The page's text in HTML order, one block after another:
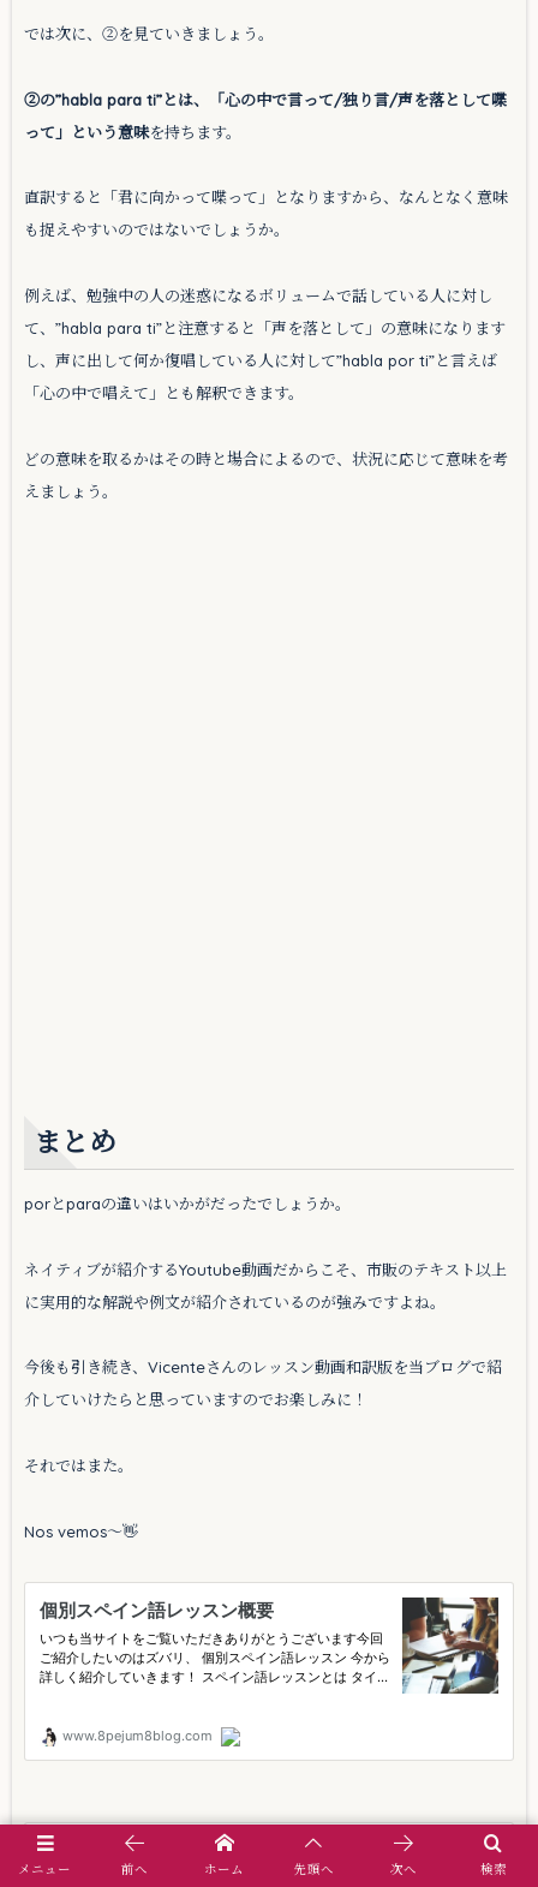
では次に、②を見ていきましょう。
②の”habla para ti”とは、「心の中で言って/独り言/声を落として喋
って」という意味を持ちます。
直訳すると「君に向かって喋って」となりますから、なんとなく意味
も捉えやすいのではないでしょうか。
例えば、勉強中の人の迷惑になるボリュームで話している人に対し
て、”habla para ti”と注意すると「声を落として」の意味になります
し、声に出して何か復唱している人に対して”habla por ti”と言えば
「心の中で唱えて」とも解釈できます。
どの意味を取るかはその時と場合によるので、状況に応じて意味を考
えましょう。
まとめ
porとparaの違いはいかがだったでしょうか。
ネイティブが紹介するYoutube動画だからこそ、市販のテキスト以上
に実用的な解説や例文が紹介されているのが強みですよね。
今後も引き続き、Vicenteさんのレッスン動画和訳版を当ブログで紹
介していけたらと思っていますのでお楽しみに！
それではまた。
Nos vemos〜👋
メニュー 検索
前へ ホーム 先頭へ 次へ